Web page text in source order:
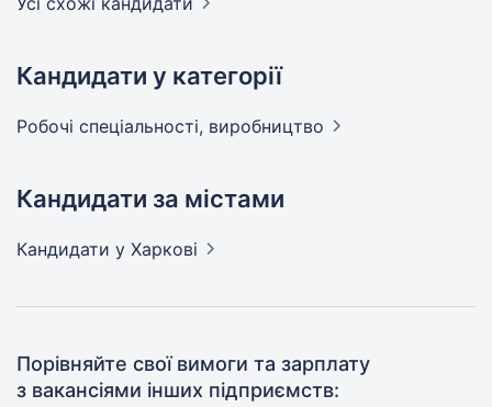
Кандидати у категорії
Робочі спеціальності, виробництво
Кандидати за містами
Кандидати у Харкові
Порівняйте свої вимоги та зарплату
з вакансіями інших підприємств: